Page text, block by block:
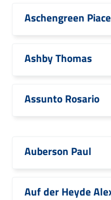
Aschengreen
Ashby Thomas
Assunto Rosario
Auberson Paul
Auf der Heyde